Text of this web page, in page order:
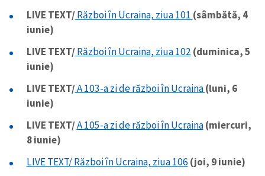
LIVE TEXT/Război în Ucraina, ziua 101 (sâmbătă, 4
iunie)
LIVE TEXT/Război în Ucraina, ziua 102 (duminica, 5
iunie)
LIVE TEXT/A 103-a zi de război în Ucraina(luni, 6
iunie)
LIVE TEXT/A 105-a zi de război în Ucraina(miercuri,
8 iunie)
LIVE TEXT/ Război în Ucraina, ziua 106 (joi, 9 iunie)